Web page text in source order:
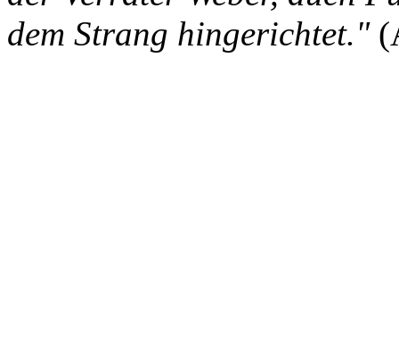
dem Strang hingerichtet."